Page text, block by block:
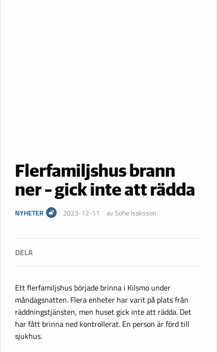
Flerfamiljshus brann
ner – gick inte att rädda
NYHETER 2023-12-11 av Sofie Isaksson
Ett flerfamiljshus började brinna i Kilsmo under
måndagsnatten. Flera enheter har varit på plats från
räddningstjänsten, men huset gick inte att rädda. Det
har fått brinna ned kontrollerat. En person är förd till
sjukhus.